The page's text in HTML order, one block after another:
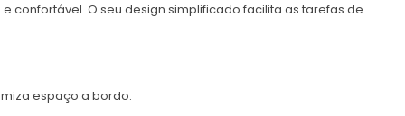
confortável. O seu design simplificado facilita as tarefas de
espaço a bordo.